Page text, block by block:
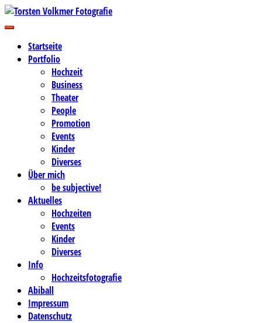
Zum
Inhalt
Torsten Volkmer Fotografie
Business-, Portrait- und Hochzeitsfotografie
Startseite
Portfolio
Hochzeit
Business
Theater
People
Promotion
Events
Kinder
Diverses
Über mich
be subjective!
Aktuelles
Hochzeiten
Events
Kinder
Diverses
Info
Hochzeitsfotografie
Abiball
Impressum
Datenschutz